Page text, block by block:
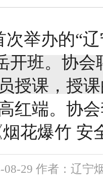
次举办的“
开班。协
授课，授
红端。协
烟花爆竹 安
08-29 作者：辽宁